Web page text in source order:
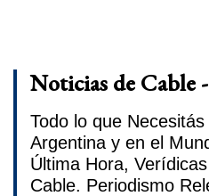
Noticias de Cable
Todo lo que
Argentina y en el
Última Hora,
Cable. Periodismo